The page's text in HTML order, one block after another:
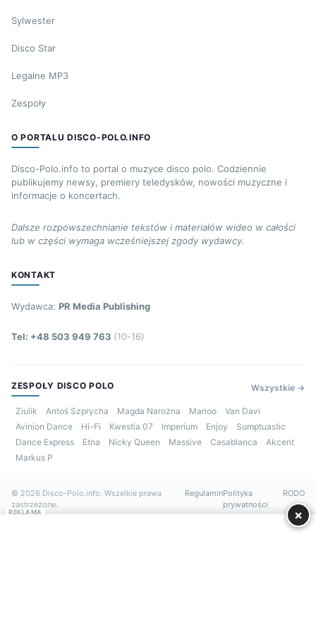
Sylwester
Disco Star
Legalne MP3
Zespoły
O PORTALU DISCO-POLO.INFO
Disco-Polo.info to portal o muzyce disco polo. Codziennie
publikujemy newsy, premiery teledysków, nowości muzyczne i
informacje o koncertach.
Dalsze rozpowszechnianie tekstów i materiałów wideo w całości
lub w części wymaga wcześniejszej zgody wydawcy.
KONTAKT
Wydawca: PR Media Publishing
Tel: +48 503 949 763 (10-16)
ZESPOŁY DISCO POLO Wszystkie →
Ziulik Antoś Szprycha Magda Narożna Marioo
Van Davi
Avinion Dance
Hi-Fi Kwestia 07 Imperium Enjoy
Sumptuastic
Dance Express
Etna Nicky Queen Massive Casablanca
Akcent
Markus P
© 2026 Disco-Polo.info. Wszelkie prawa
zastrzeżone.
RegulaminPolityka
prywatności
RODO
REKLAMA ×